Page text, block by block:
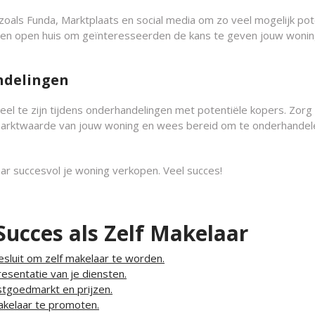
Funda, Marktplaats en social media om zo veel mogelijk
open huis om geïnteresseerden de kans te geven jouw
te zijn tijdens onderhandelingen met potentiële kopers. Zorg
van jouw woning en wees bereid om te
succesvol je woning verkopen. Veel succes!
als Zelf Makelaar
om zelf makelaar te worden.
van je diensten.
en prijzen.
te promoten.